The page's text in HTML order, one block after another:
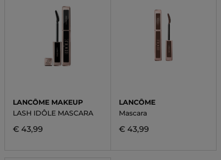
LANCÔME MAKEUP
LASH IDÔLE MASCARA
€ 43,99
LANCÔME
Mascara
€ 43,99